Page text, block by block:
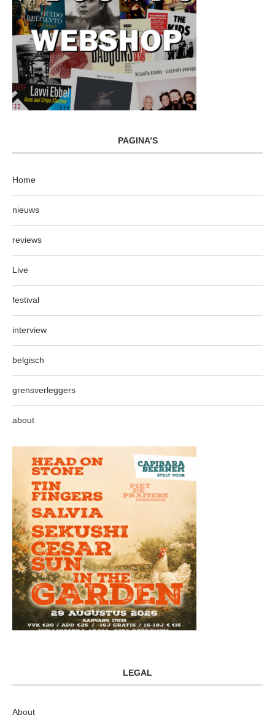
PAGINA’S
Home
nieuws
reviews
Live
festival
interview
belgisch
grensverleggers
about
LEGAL
About